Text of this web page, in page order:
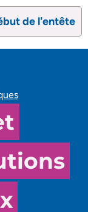
de l'entête